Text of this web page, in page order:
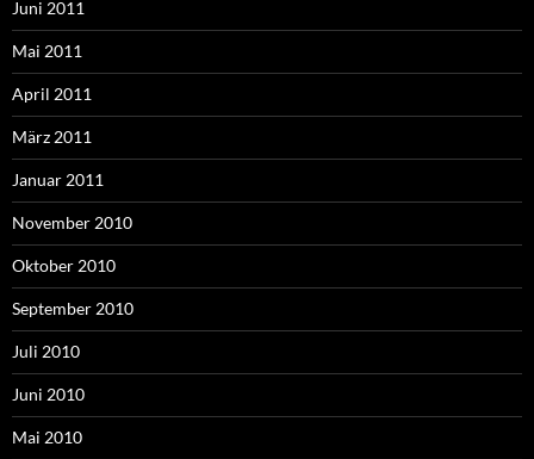
Juni 2011
Mai 2011
April 2011
März 2011
Januar 2011
November 2010
Oktober 2010
September 2010
Juli 2010
Juni 2010
Mai 2010